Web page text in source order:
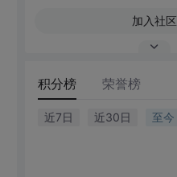
加入社区
积分榜 荣誉榜
近7日 近30日 至今